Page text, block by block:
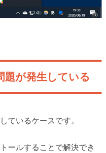
が発生している
ているケースです。
ールすることで解決でき